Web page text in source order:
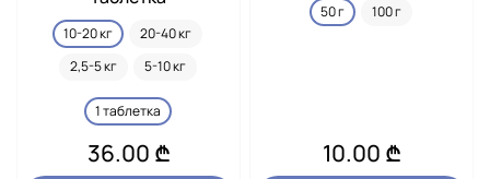
10-20 кг
20-40 кг
2,5-5 кг
5-10 кг
1 таблетка
36.00 ₾
50 г 100 г
10.00 ₾